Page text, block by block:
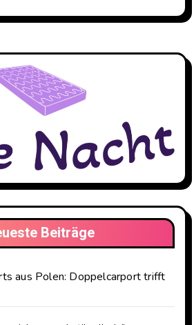
Beiträge
aus Polen: Doppelcarport trifft